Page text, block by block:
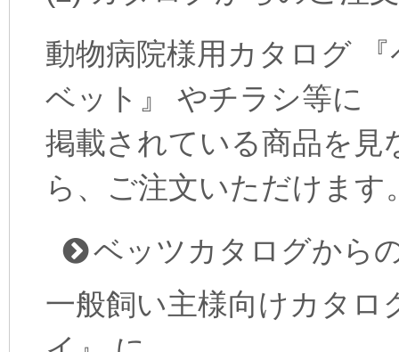
動物病院様用カタログ
ベット』 やチラシ等に
掲載されている商品を見
ら、ご注文いただけます
ベッツカタログから
一般飼い主様向けカタ